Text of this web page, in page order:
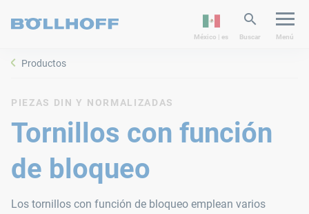
México | es Buscar Menú
Productos
PIEZAS DIN Y NORMALIZADAS
Tornillos con función
de bloqueo
Los tornillos con función de bloqueo emplean varios